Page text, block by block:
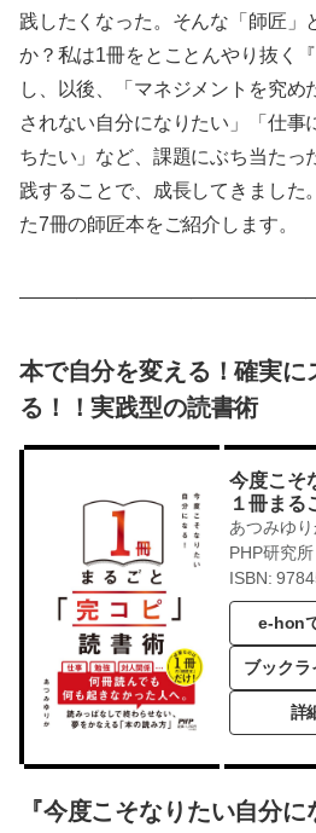
践したくなった。そんな「師匠」
か？私は1冊をとことんやり抜く
し、以後、「マネジメントを究め
されない自分になりたい」「仕事
ちたい」など、課題にぶち当たっ
践することで、成長してきました
た7冊の師匠本をご紹介します。
本で自分を変える！確実に
る！！実践型の読書術
今度こそ
１冊まる
あつみゆ
PHP研究所
ISBN:
e-hon
ブックラ
詳
『今度こそなりたい自分